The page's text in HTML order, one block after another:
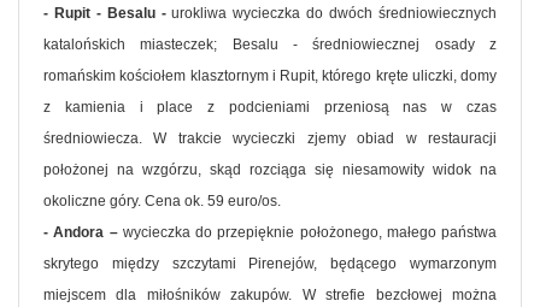
- Rupit - Besalu -urokliwa wycieczka do dwóch średniowiecznych
katalońskich miasteczek; Besalu - średniowiecznej osady z
romańskim kościołem klasztornym i Rupit, którego kręte uliczki, domy
z kamienia i place z podcieniami przeniosą nas w czas
średniowiecza. W trakcie wycieczki zjemy obiad w restauracji
położonej na wzgórzu, skąd rozciąga się niesamowity widok na
okoliczne góry. Cena ok. 59 euro/os.
- Andora – wycieczka do przepięknie położonego, małego państwa
skrytego między szczytami Pirenejów, będącego wymarzonym
miejscem dla miłośników zakupów. W strefie bezcłowej można